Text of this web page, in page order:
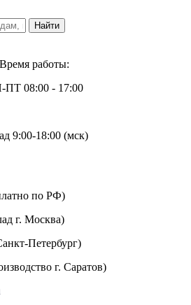
Время работы:
08:00 - 17:00
9:00-18:00 (мск)
по РФ)
г. Москва)
Петербург)
г. Саратов)